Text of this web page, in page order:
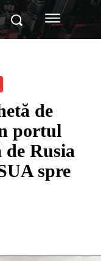
de
portul
de Rusia
spre